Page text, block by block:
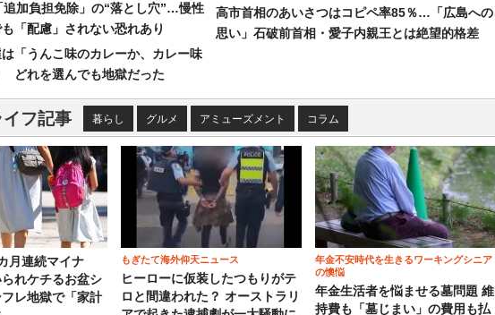
追加負担免除」の“落とし穴”…慢性
「配慮」されない恐れあり
「うんこ味のカレーか、カレー味
どれを選んでも地獄だった
高市首相のあいさつはコピペ率85％…「広島への
思い」石破前首相・愛子内親王とは絶望的格差
フ記事 暮らし グルメ アミューズメント コラム
月連続マイナ
れケチるお盆シ
レ地獄で「家計
もぎたて海外仰天ニュース
ヒーローに仮装したつもりがテ
ロと間違われた？ オーストラリ
年金不安時代を生きるワーキングシニア
の懊悩
年金生活者を悩ませる墓問題 維
持費も「墓じまい」の費用も払